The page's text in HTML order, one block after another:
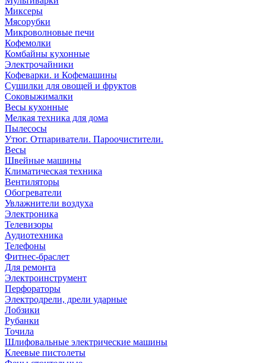
Миксеры
Мясорубки
Микроволновые печи
Кофемолки
Комбайны кухонные
Электрочайники
Кофеварки. и Кофемашины
Сушилки для овощей и фруктов
Соковыжималки
Весы кухонные
Мелкая техника для дома
Пылесосы
Утюг. Отпариватели. Пароочистители.
Весы
Швейные машины
Климатическая техника
Вентиляторы
Обогреватели
Увлажнители воздуха
Электроника
Телевизоры
Аудиотехника
Телефоны
Фитнес-браслет
Для ремонта
Электроинструмент
Перфораторы
Электродрели, дрели ударные
Лобзики
Рубанки
Точила
Шлифовальные электрические машины
Клеевые пистолеты